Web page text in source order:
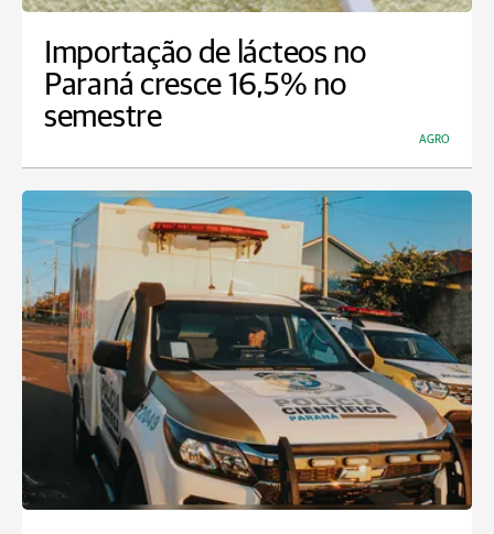
Importação de lácteos no
Paraná cresce 16,5% no
semestre
AGRO